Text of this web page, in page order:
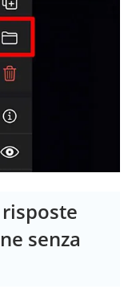
senza